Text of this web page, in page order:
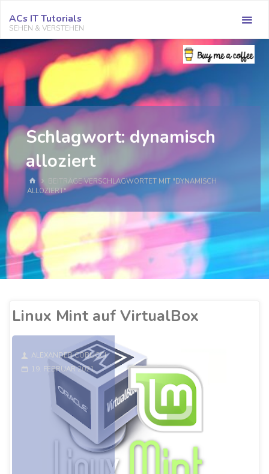
Inhalt
springen
ACs IT Tutorials
SEHEN & VERSTEHEN
Schlagwort:dynamisch
alloziert
STARTBEITRÄGE VERSCHLAGWORTET MIT "DYNAMISCH
ALLOZIERT"
Linux Mint auf VirtualBox
ALEXANDER COBUCCI
19. FEBRUAR 2021